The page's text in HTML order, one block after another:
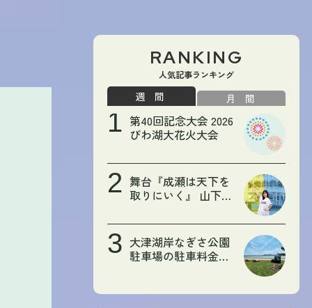
RANKING
人気記事ランキング
週間 月間
第40回記念大会 2026
びわ湖大花火大会
舞台『成瀬は天下を
取りにいく』 山下美
をレポート！【広報
おおつWEB限定記
事】
大津湖岸なぎさ公園
駐車場の駐車料金が